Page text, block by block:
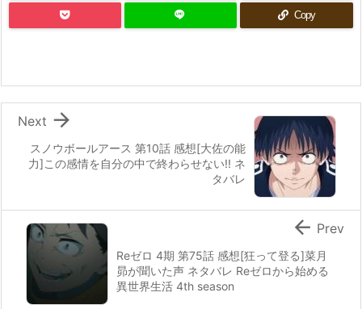
Copy
スノウボールアース 第10話 感想[大佐の能
力]この感情を自分の中で終わらせない!! ネ
タバレ

Next
Reゼロ 4期 第75話 感想[狂って登る]菜月
昴が聞いた声 ネタバレ Reゼロから始める
異世界生活 4th season
 Prev